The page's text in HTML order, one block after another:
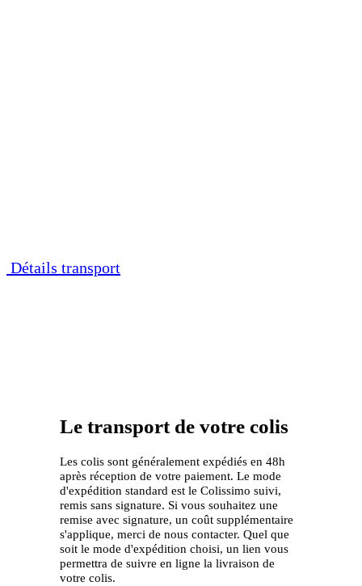
Détails transport
Le transport de votre colis
Les colis sont généralement expédiés en 48h
après réception de votre paiement. Le mode
d'expédition standard est le Colissimo suivi,
remis sans signature. Si vous souhaitez une
remise avec signature, un coût supplémentaire
s'applique, merci de nous contacter. Quel que
soit le mode d'expédition choisi, un lien vous
permettra de suivre en ligne la livraison de
votre colis.